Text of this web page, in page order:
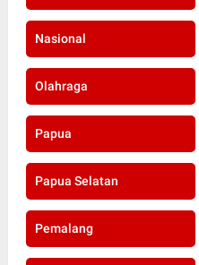
Nasional
Olahraga
Papua
Papua Selatan
Pemalang